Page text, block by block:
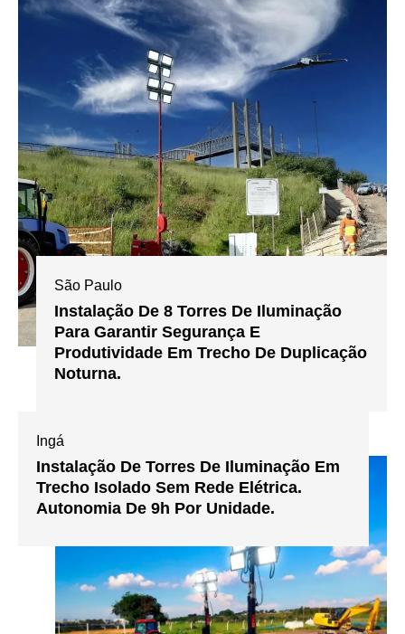
São Paulo
Instalação De 8 Torres De Iluminação
Para Garantir Segurança E
Produtividade Em Trecho De Duplicação
Noturna.
Ingá
Instalação De Torres De Iluminação Em
Trecho Isolado Sem Rede Elétrica.
Autonomia De 9h Por Unidade.